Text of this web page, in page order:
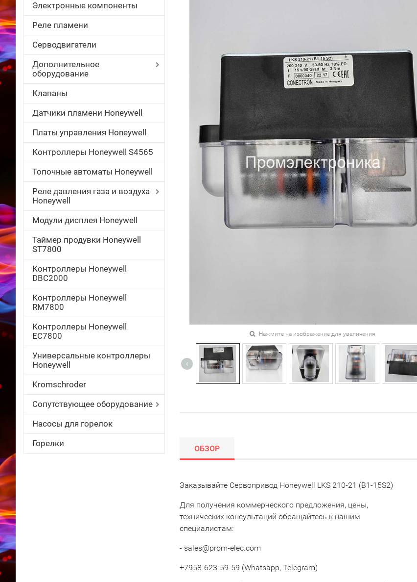
Электронные компоненты
Реле пламени
Серводвигатели
Дополнительное
оборудование
Клапаны
Датчики пламени Honeywell
Платы управления Honeywell
Контроллеры Honeywell S4565
Топочные автоматы Honeywell
Реле давления газа и воздуха
Honeywell
Модули дисплея Honeywell
Таймер продувки Honeywell
ST7800
Контроллеры Honeywell
DBC2000
Контроллеры Honeywell
RM7800
Контроллеры Honeywell
EC7800
Универсальные контроллеры
Honeywell
Kromschroder
Сопутствующее оборудование
Насосы для горелок
Горелки
Нажмите на изображение для увеличения
ОБЗОР
Заказывайте Сервопривод Honeywell LKS 210-21 (B1-15S2)
Для получения коммерческого предложения, цены,
технических консультаций обращайтесь к нашим
специалистам:
- sales@prom-elec.com
+7958-623-59-59 (Whatsapp, Telegram)